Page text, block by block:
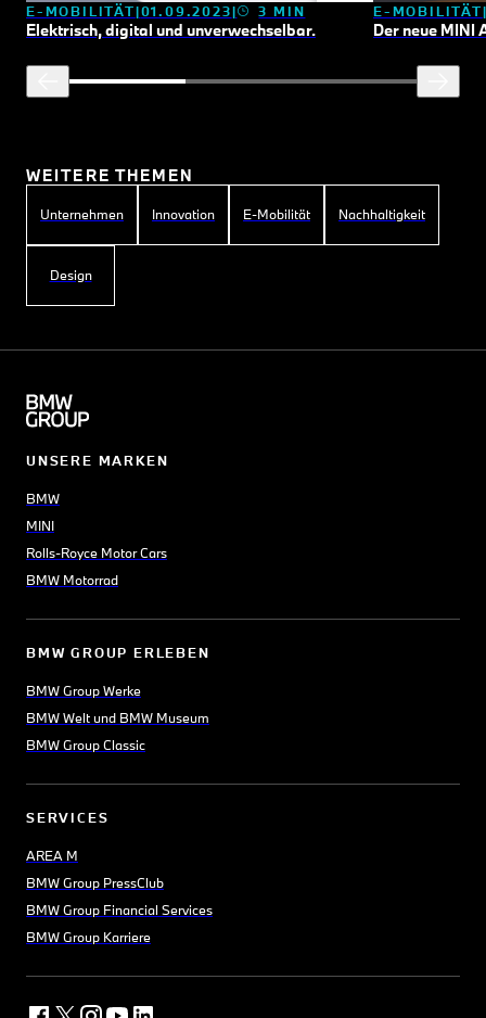
E-MOBILITÄT 01.09.2023 3 MIN
Elektrisch, digital und unverwechselbar.
E-MOBILITÄT
Der neue MINI
WEITERE THEMEN
Unternehmen Innovation E-Mobilität Nachhaltigkeit
Design
UNSERE MARKEN
BMW
MINI
Rolls-Royce Motor Cars
BMW Motorrad
BMW GROUP ERLEBEN
BMW Group Werke
BMW Welt und BMW Museum
BMW Group Classic
SERVICES
AREA M
BMW Group PressClub
BMW Group Financial Services
BMW Group Karriere